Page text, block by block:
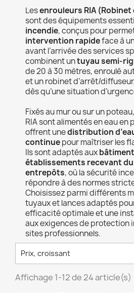
Lesenrouleurs RIA (Robinet
sont des équipements
incendie, conçus pour
intervention rapideface à
avant l’arrivée des services
combinent untuyau semi-
de 20 à 30 mètres, enroulé
et un robinet d’arrêt/
dès qu’une situation
Fixés au mur ou sur un
RIA sont alimentés en eau en
offrent unedistribution
continuepour maîtriser les
Ils sont adaptés aux
établissements recevant du
entrepôts, où la sécurité
répondre à des normes
Choisissez parmi différents
tuyaux et lances adaptés
efficacité optimale et une
aux exigences de protection
sites professionnels.
Prix, croissant
Affichage 1-12 de 24 article(s)